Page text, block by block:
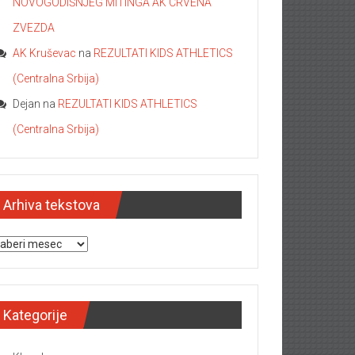
NOVOGODIŠNJEG MITINGA AK CRVENA
ZVEZDA
AK Kruševac na REZULTATI KIDS ATHLETICS
(Centralna Srbija)
Dejan na REZULTATI KIDS ATHLETICS
(Centralna Srbija)
Arhiva tekstova
tekstova
Kategorije